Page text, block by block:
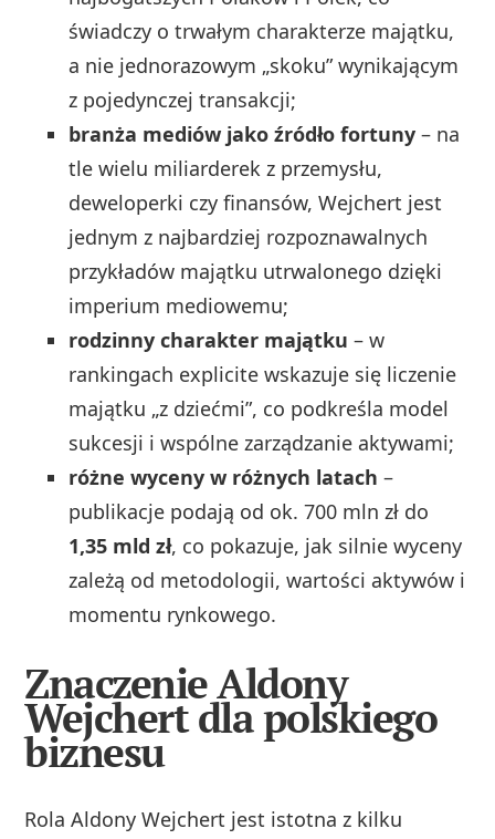
świadczy o trwałym charakterze majątku,
a nie jednorazowym „skoku” wynikającym
z pojedynczej transakcji;
branża mediów jako źródło fortuny – na
tle wielu miliarderek z przemysłu,
deweloperki czy finansów, Wejchert jest
jednym z najbardziej rozpoznawalnych
przykładów majątku utrwalonego dzięki
imperium mediowemu;
rodzinny charakter majątku – w
rankingach explicite wskazuje się liczenie
majątku „z dziećmi”, co podkreśla model
sukcesji i wspólne zarządzanie aktywami;
różne wyceny w różnych latach –
publikacje podają od ok. 700 mln zł do
1,35 mld zł, co pokazuje, jak silnie wyceny
zależą od metodologii, wartości aktywów i
momentu rynkowego.
Znaczenie Aldony
Wejchert dla polskiego
biznesu
Rola Aldony Wejchert jest istotna z kilku